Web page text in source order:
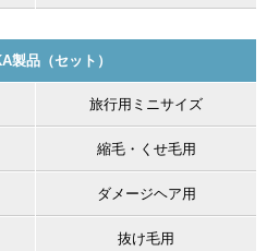
トメント1000g
添加・無着色・無香料のトリート
れ出た天然成分を再び髪へ戻し同
製品（セット）
旅行用ミニサイズ
縮毛・くせ毛用
ダメージヘア用
抜け毛用